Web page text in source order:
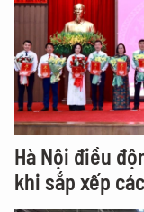
Hà Nội điều
khi sắp xếp